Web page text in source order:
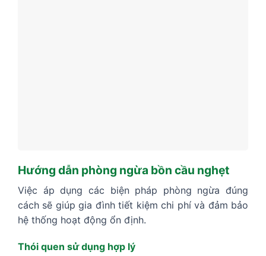
Hướng dẫn phòng ngừa bồn cầu nghẹt
Việc áp dụng các biện pháp phòng ngừa đúng
cách sẽ giúp gia đình tiết kiệm chi phí và đảm bảo
hệ thống hoạt động ổn định.
Thói quen sử dụng hợp lý